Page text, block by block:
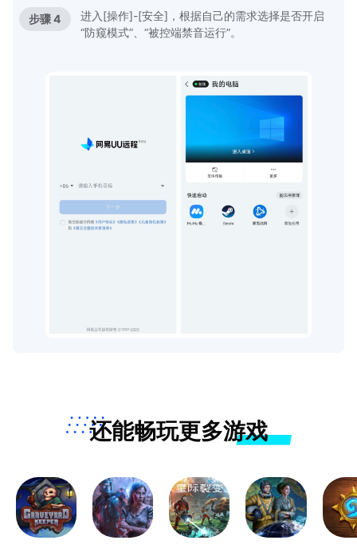
步骤 4
进入[操作]-[安全]，根据自己的需求选择是否开启
“防窥模式”、“被控端禁音运行”。
还能畅玩更多游戏